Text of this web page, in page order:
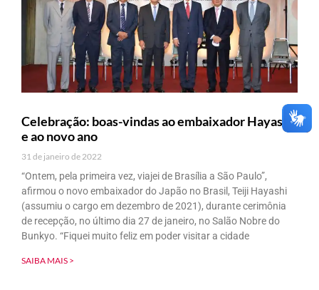
Celebração: boas-vindas ao embaixador Hayashi
e ao novo ano
31 de janeiro de 2022
“Ontem, pela primeira vez, viajei de Brasília a São Paulo”,
afirmou o novo embaixador do Japão no Brasil, Teiji Hayashi
(assumiu o cargo em dezembro de 2021), durante cerimônia
de recepção, no último dia 27 de janeiro, no Salão Nobre do
Bunkyo. “Fiquei muito feliz em poder visitar a cidade
SAIBA MAIS >